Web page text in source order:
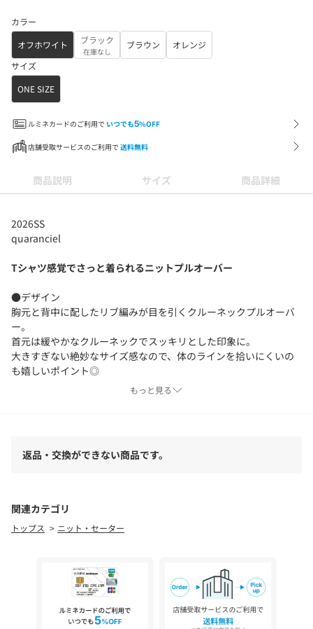
カラー
オフホワイト
ブラック
在庫なし
ブラウン
オレンジ
サイズ
ONE SIZE
ルミネカードのご利用で いつでも5%OFF
店舗受取サービスのご利用で 送料無料
商品説明 サイズ 商品詳細
2026SS
quaranciel
Tシャツ感覚でさっと着られるニットプルオーバー
●デザイン
胸元と背中に配したリブ編みが目を引くクルーネックプルオーバ
ー。
首元は緩やかなクルーネックでスッキリとした印象に。
大きすぎない絶妙なサイズ感なので、体のラインを拾いにくいの
も嬉しいポイント◎
袖は肘上くらいの丈感で、気になる二の腕周りもさり気なくカバ
・コットンアセテートの糸に接触冷感加工を施した生地
ワイドパンツやフレアスカートなど、ボリュームのあるボトムと
相性抜群。
薄手の生地感なのでジャケットやジレなどのインナーとしても活
同素材のカーディガン（616-23-0002）とアンサンブルで着るのも
-------------------------------------
もっと見る
返品・交換ができない商品です。
関連カテゴリ
トップス ニット・セーター